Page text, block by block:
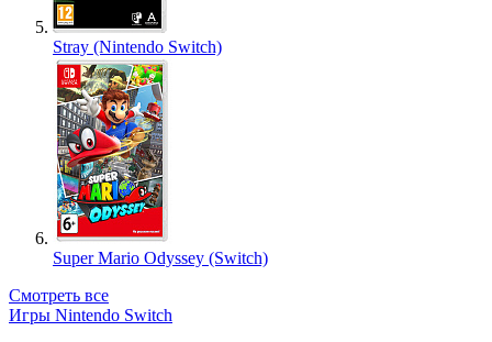
Stray (Nintendo Switch)
Super Mario Odyssey (Switch)
Смотреть все
Игры Nintendo Switch